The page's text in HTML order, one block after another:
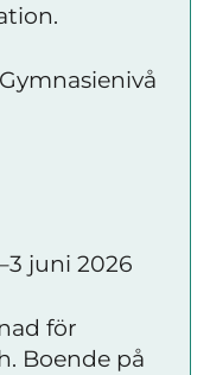
Gymnasienivå
juni 2026
för
Boende på